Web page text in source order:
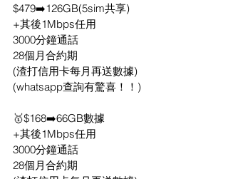
$479➡️126GB(5sim共享)
+其後1Mbps任用
3000分鐘通話
28個月合約期
(渣打信用卡每月再送數據)
(whatsapp查詢有驚喜！！)
🥇$168➡️66GB數據
+其後1Mbps任用
3000分鐘通話
28個月合約期